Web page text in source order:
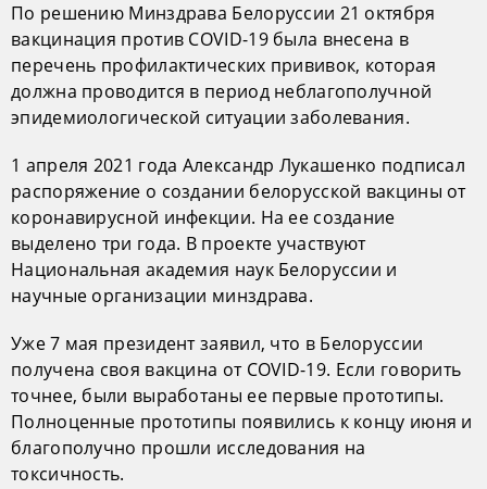
По решению Минздрава Белоруссии 21 октября
вакцинация против COVID-19 была внесена в
перечень профилактических прививок, которая
должна проводится в период неблагополучной
эпидемиологической ситуации заболевания.
1 апреля 2021 года Александр Лукашенко подписал
распоряжение о создании белорусской вакцины от
коронавирусной инфекции. На ее создание
выделено три года. В проекте участвуют
Национальная академия наук Белоруссии и
научные организации минздрава.
Уже 7 мая президент заявил, что в Белоруссии
получена своя вакцина от COVID-19. Если говорить
точнее, были выработаны ее первые прототипы.
Полноценные прототипы появились к концу июня и
благополучно прошли исследования на
токсичность.